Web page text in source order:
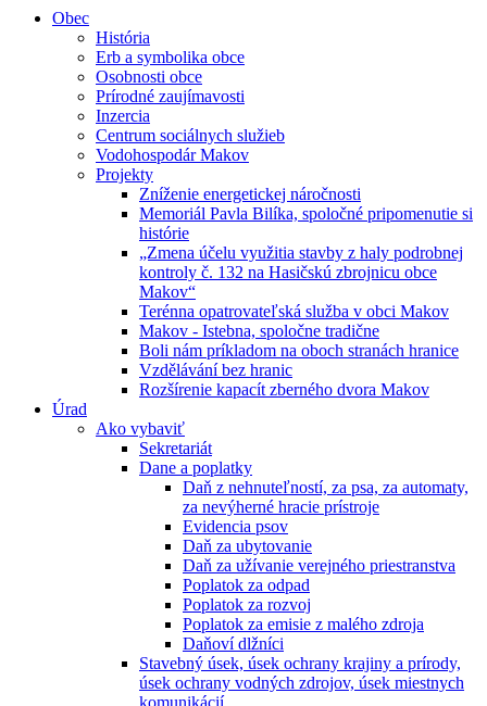
Obec
História
Erb a symbolika obce
Osobnosti obce
Prírodné zaujímavosti
Inzercia
Centrum sociálnych služieb
Vodohospodár Makov
Projekty
Zníženie energetickej náročnosti
Memoriál Pavla Bilíka, spoločné pripomenutie si
histórie
„Zmena účelu využitia stavby z haly podrobnej
kontroly č. 132 na Hasičskú zbrojnicu obce
Makov“
Terénna opatrovateľská služba v obci Makov
Makov - Istebna, spoločne tradične
Boli nám príkladom na oboch stranách hranice
Vzdělávání bez hranic
Rozšírenie kapacít zberného dvora Makov
Úrad
Ako vybaviť
Sekretariát
Dane a poplatky
Daň z nehnuteľností, za psa, za automaty,
za nevýherné hracie prístroje
Evidencia psov
Daň za ubytovanie
Daň za užívanie verejného priestranstva
Poplatok za odpad
Poplatok za rozvoj
Poplatok za emisie z malého zdroja
Daňoví dlžníci
Stavebný úsek, úsek ochrany krajiny a prírody,
úsek ochrany vodných zdrojov, úsek miestnych
komunikácií